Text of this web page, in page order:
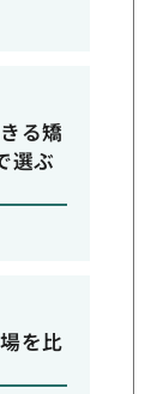
る矯
選ぶ
を比